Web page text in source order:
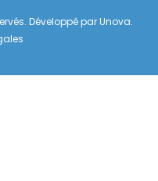
Développé parUnova.